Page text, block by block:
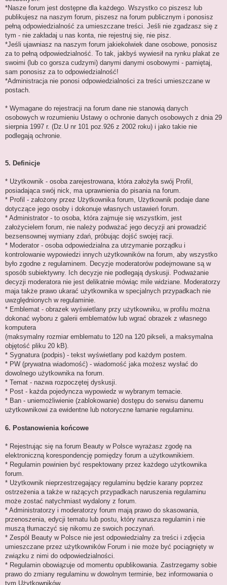
*Nasze forum jest dostępne dla każdego. Wszystko co piszesz lub
publikujesz na naszym forum, piszesz na forum publicznym i ponosisz
pełną odpowiedzialność za umieszczane treści. Jeśli nie zgadzasz się z
tym - nie zakładaj u nas konta, nie rejestruj się, nie pisz.
*Jeśli ujawniasz na naszym forum jakiekolwiek dane osobowe, ponosisz
za to pełną odpowiedzialność. To tak, jakbyś wywiesił na rynku plakat ze
swoimi (lub co gorsza cudzymi) danymi danymi osobowymi - pamiętaj,
sam ponosisz za to odpowiedzialność!
*Administracja nie ponosi odpowiedzialności za treści umieszczane w
postach.
* Wymagane do rejestracji na forum dane nie stanowią danych
osobowych w rozumieniu Ustawy o ochronie danych osobowych z dnia 29
sierpnia 1997 r. (Dz.U nr 101 poz.926 z 2002 roku) i jako takie nie
podlegają ochronie.
5. Definicje
* Użytkownik - osoba zarejestrowana, która założyła swój Profil,
posiadająca swój nick, ma uprawnienia do pisania na forum.
* Profil - założony przez Użytkownika forum, Użytkownik podaje dane
dotyczące jego osoby i dokonuje własnych ustawień forum.
* Administrator - to osoba, która zajmuje się wszystkim, jest
założycielem forum, nie należy podważać jego decyzji ani prowadzić
bezsensownej wymiany zdań, próbując dojść swojej racji.
* Moderator - osoba odpowiedzialna za utrzymanie porządku i
kontrolowanie wypowiedzi innych użytkowników na forum, aby wszystko
było zgodne z regulaminem. Decyzje moderatorów podejmowane są w
sposób subiektywny. Ich decyzje nie podlegają dyskusji. Podważanie
decyzji moderatora nie jest delikatnie mówiąc mile widziane. Moderatorzy
maja także prawo ukarać użytkownika w specjalnych przypadkach nie
uwzględnionych w regulaminie.
* Emblemat - obrazek wyświetlany przy użytkowniku, w profilu można
dokonać wyboru z galerii emblematów lub wgrać obrazek z własnego
komputera
(maksymalny rozmiar emblematu to 120 na 120 pikseli, a maksymalna
objętość pliku 20 kB).
* Sygnatura (podpis) - tekst wyświetlany pod każdym postem.
* PW (prywatna wiadomość) - wiadomość jaka możesz wysłać do
dowolnego użytkownika na forum.
* Temat - nazwa rozpoczętej dyskusji.
* Post - każda pojedyncza wypowiedz w wybranym temacie.
* Ban - uniemożliwienie (zablokowanie) dostępu do serwisu danemu
użytkownikowi za ewidentne lub notoryczne łamanie regulaminu.
6. Postanowienia końcowe
* Rejestrując się na forum Beauty w Polsce wyrażasz zgodę na
elektroniczną korespondencję pomiędzy forum a użytkownikiem.
* Regulamin powinien być respektowany przez każdego użytkownika
forum.
* Użytkownik nieprzestrzegający regulaminu będzie karany poprzez
ostrzeżenia a także w rażących przypadkach naruszenia regulaminu
może zostać natychmiast wydalony z forum.
* Administratorzy i moderatorzy forum mają prawo do skasowania,
przenoszenia, edycji tematu lub postu, który narusza regulamin i nie
muszą tłumaczyć się nikomu ze swoich poczynań.
* Zespól Beauty w Polsce nie jest odpowiedzialny za treści i zdjęcia
umieszczane przez użytkowników Forum i nie może być pociągnięty w
związku z nimi do odpowiedzialności.
* Regulamin obowiązuje od momentu opublikowania. Zastrzegamy sobie
prawo do zmiany regulaminu w dowolnym terminie, bez informowania o
tym Użytkowników.